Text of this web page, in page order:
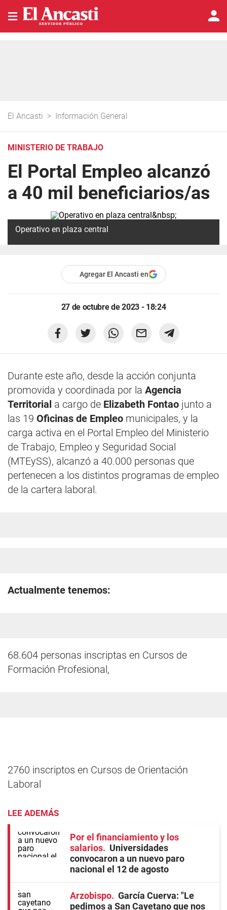
El Ancasti > Información General
MINISTERIO DE TRABAJO
El Portal Empleo alcanzó
a 40 mil beneficiarios/as
Operativo en plaza central
Agregar El Ancasti en
27 de octubre de 2023 - 18:24
Durante este año, desde la acción conjunta
promovida y coordinada por la Agencia
Territorial a cargo de Elizabeth Fontao junto a
las 19 Oficinas de Empleo municipales, y la
carga activa en el Portal Empleo del Ministerio
de Trabajo, Empleo y Seguridad Social
(MTEySS), alcanzó a 40.000 personas que
pertenecen a los distintos programas de empleo
de la cartera laboral.
Actualmente tenemos:
68.604 personas inscriptas en Cursos de
Formación Profesional,
2760 inscriptos en Cursos de Orientación
Laboral
LEE ADEMÁS
Por el financiamiento y los
salarios
Universidades
convocaron a un nuevo paro
nacional el 12 de agosto
Arzobispo
García Cuerva: "Le
pedimos a San Cayetano que nos